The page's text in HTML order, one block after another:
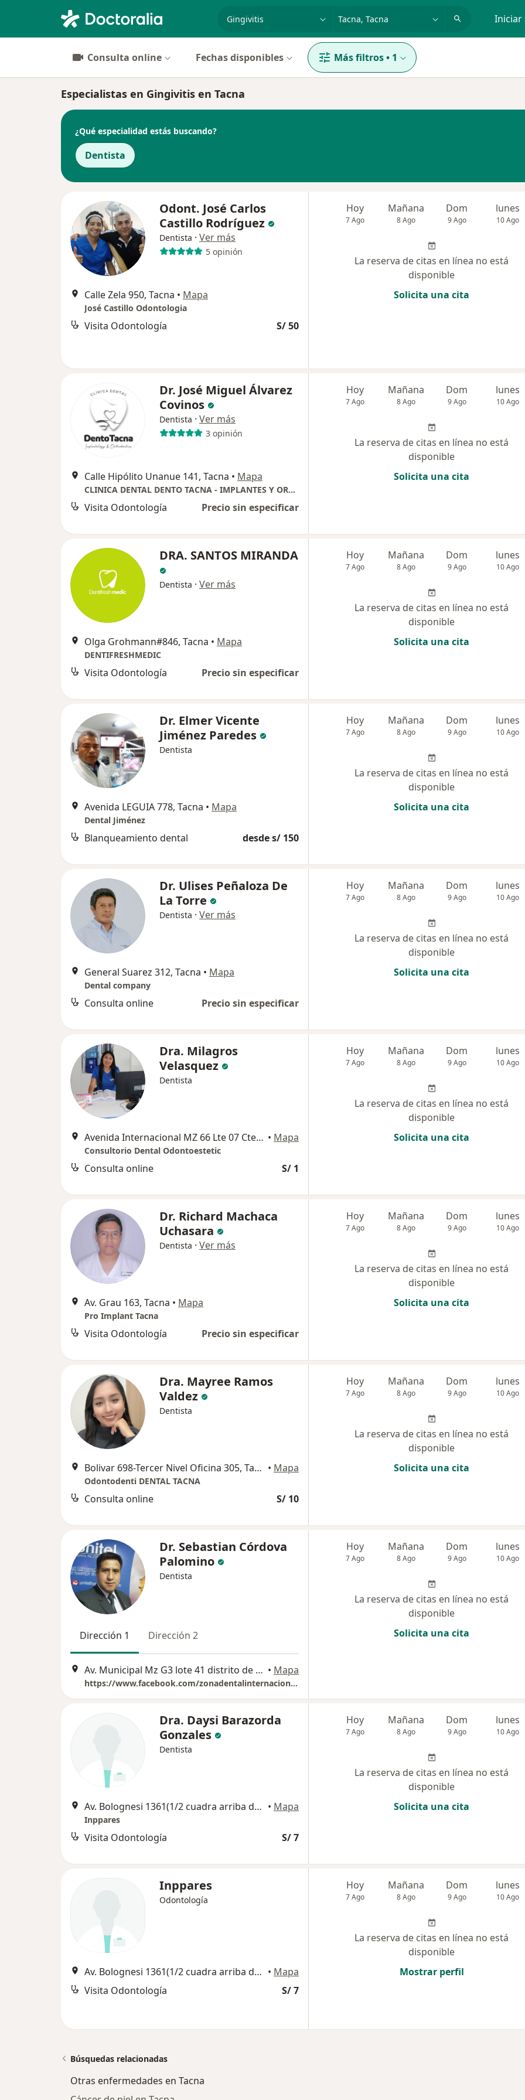
Iniciar
Consulta online Fechas disponibles Más filtros• 1
Especialistas en Gingivitis en Tacna
¿Qué especialidad estás buscando?
Dentista
Odont. José Carlos
Castillo Rodríguez
Dentista · Ver más
5 opinión
Calle Zela 950, Tacna • Mapa
José Castillo Odontologia
Visita Odontología S/ 50
Hoy
7 Ago
Mañana
8 Ago
Dom
9 Ago
lunes
10 Ago
La reserva de citas en línea no está
disponible
Solicita una cita
Dr. José Miguel Álvarez
Covinos
Dentista · Ver más
3 opinión
Calle Hipólito Unanue 141, Tacna • Mapa
CLINICA DENTAL DENTO TACNA - IMPLANTES Y ORTODONCIA
Visita Odontología Precio sin especificar
Hoy
7 Ago
Mañana
8 Ago
Dom
9 Ago
lunes
10 Ago
La reserva de citas en línea no está
disponible
Solicita una cita
DRA. SANTOS MIRANDA
Dentista · Ver más
Olga Grohmann#846, Tacna • Mapa
DENTIFRESHMEDIC
Visita Odontología Precio sin especificar
Hoy
7 Ago
Mañana
8 Ago
Dom
9 Ago
lunes
10 Ago
La reserva de citas en línea no está
disponible
Solicita una cita
Dr. Elmer Vicente
Jiménez Paredes
Dentista
Avenida LEGUIA 778, Tacna • Mapa
Dental Jiménez
Blanqueamiento dental desde s/ 150
Hoy
7 Ago
Mañana
8 Ago
Dom
9 Ago
lunes
10 Ago
La reserva de citas en línea no está
disponible
Solicita una cita
Dr. Ulises Peñaloza De
La Torre
Dentista · Ver más
General Suarez 312, Tacna • Mapa
Dental company
Consulta online Precio sin especificar
Hoy
7 Ago
Mañana
8 Ago
Dom
9 Ago
lunes
10 Ago
La reserva de citas en línea no está
disponible
Solicita una cita
Dra. Milagros
Velasquez
Dentista
Avenida Internacional MZ 66 Lte 07 Cte 17, Tacna 23002, Tacna • Mapa
Consultorio Dental Odontoestetic
Consulta online S/ 1
Hoy
7 Ago
Mañana
8 Ago
Dom
9 Ago
lunes
10 Ago
La reserva de citas en línea no está
disponible
Solicita una cita
Dr. Richard Machaca
Uchasara
Dentista · Ver más
Av. Grau 163, Tacna • Mapa
Pro Implant Tacna
Visita Odontología Precio sin especificar
Hoy
7 Ago
Mañana
8 Ago
Dom
9 Ago
lunes
10 Ago
La reserva de citas en línea no está
disponible
Solicita una cita
Dra. Mayree Ramos
Valdez
Dentista
Bolivar 698-Tercer Nivel Oficina 305, Tacna • Mapa
Odontodenti DENTAL TACNA
Consulta online S/ 10
Hoy
7 Ago
Mañana
8 Ago
Dom
9 Ago
lunes
10 Ago
La reserva de citas en línea no está
disponible
Solicita una cita
Dr. Sebastian Córdova
Palomino
Dentista
Dirección 1 Dirección 2
Av. Municipal Mz G3 lote 41 distrito de Gregorio Albarracín Lanchipa, Tacna • Mapa
https://www.facebook.com/zonadentalinternacional/
Hoy
7 Ago
Mañana
8 Ago
Dom
9 Ago
lunes
10 Ago
La reserva de citas en línea no está
disponible
Solicita una cita
Dra. Daysi Barazorda
Gonzales
Dentista
Av. Bolognesi 1361(1/2 cuadra arriba de la iglesia Espíritu Santo), Tacna • Mapa
Inppares
Visita Odontología S/ 7
Hoy
7 Ago
Mañana
8 Ago
Dom
9 Ago
lunes
10 Ago
La reserva de citas en línea no está
disponible
Solicita una cita
Inppares
Odontología
Av. Bolognesi 1361(1/2 cuadra arriba de la iglesia Espíritu Santo), Tacna • Mapa
Visita Odontología
S/ 7
Hoy
7 Ago
Mañana
8 Ago
Dom
9 Ago
lunes
10 Ago
La reserva de citas en línea no está
disponible
Mostrar perfil
Búsquedas relacionadas
Otras enfermedades en Tacna